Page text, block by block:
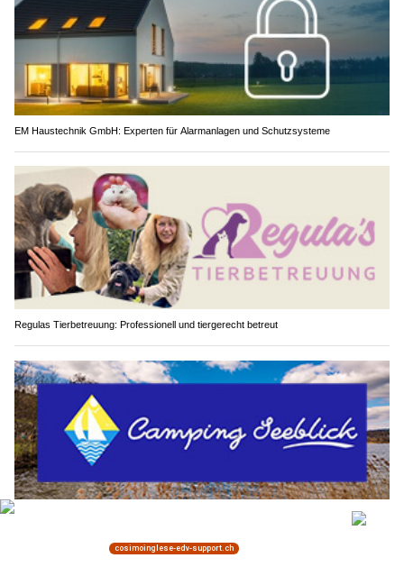
EM Haustechnik GmbH: Experten für Alarmanlagen und Schutzsysteme
Regulas Tierbetreuung: Professionell und tiergerecht betreut